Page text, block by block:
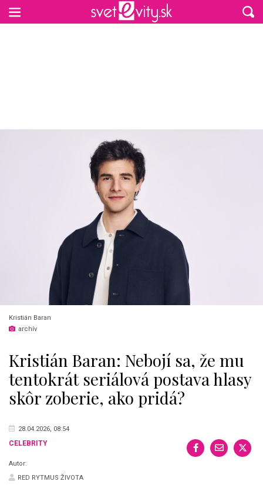
Kristián Baran
archív
Kristián Baran: Nebojí sa, že mu
tentokrát seriálová postava hlasy
skôr zoberie, ako pridá?
28.04.2026, 08:54
CELEBRITY
Autor:
RED RYTMUS ŽIVOTA